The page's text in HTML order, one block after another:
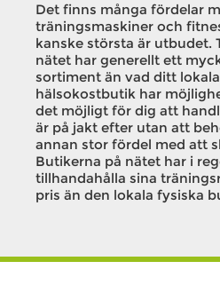
Det finns många fördelar
träningsmaskiner och
kanske största är utbudet.
nätet har generellt ett
sortiment än vad ditt
hälsokostbutik har
det möjligt för dig att
är på jakt efter utan att
annan stor fördel med att
Butikerna på nätet har i
tillhandahålla sina
pris än den lokala fysiska